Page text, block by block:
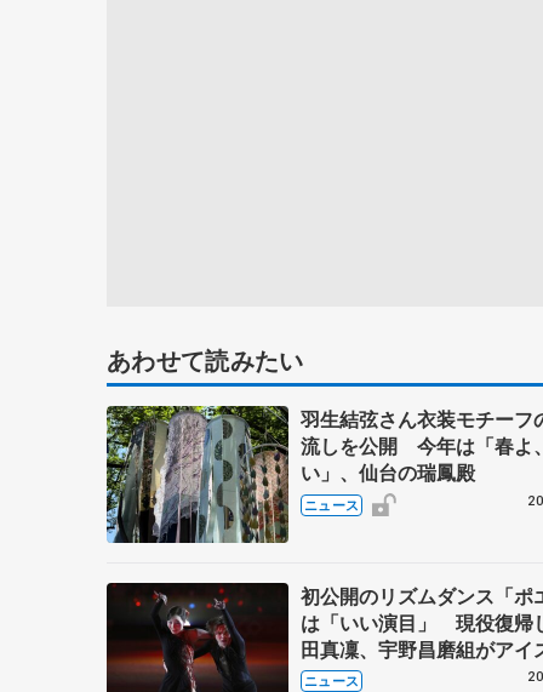
あわせて読みたい
羽生結弦さん衣装モチーフ
流しを公開 今年は「春よ
い」、仙台の瑞鳳殿
ニュース
初公開のリズムダンス「ポ
は「いい演目」 現役復帰
田真凜、宇野昌磨組がアイ
ー
ニュース